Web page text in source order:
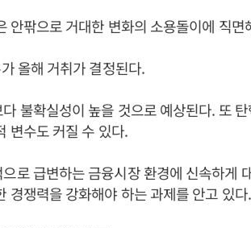
안팎으로 거대한 변화의 소용돌이에 직면
올해 거취가 결정된다.
불확실성이 높을 것으로 예상된다. 또
변수도 커질 수 있다.
로 급변하는 금융시장 환경에 신속하게
경쟁력을 강화해야 하는 과제를 안고 있다.